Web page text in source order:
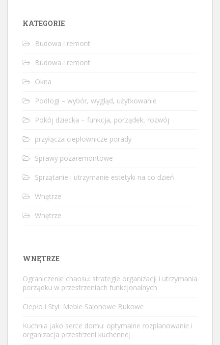
KATEGORIE
Budowa i remont
Budowa i remont
Okna
Podłogi – wybór, wygląd, użytkowanie
Pokój dziecka – funkcja, porządek, rozwój
przyłącza ciepłownicze porady
Sprawy pozaremontowe
Sprzątanie i utrzymanie estetyki na co dzień
Wnętrze
Wnętrze
WNĘTRZE
Ograniczenie chaosu: strategie organizacji i utrzymania
porządku w przestrzeniach funkcjonalnych
Ciepło i Styl: Meble Salonowe Bukowe
Kuchnia jako serce domu: optymalne rozplanowanie i
organizacja przestrzeni kuchennej